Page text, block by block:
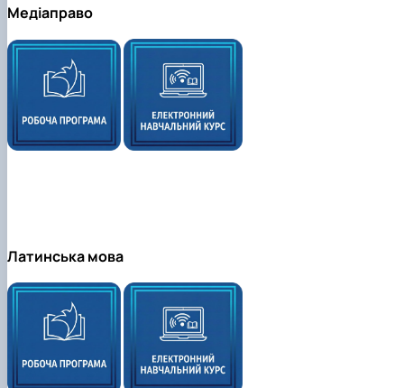
Медіаправо
Латинська мова